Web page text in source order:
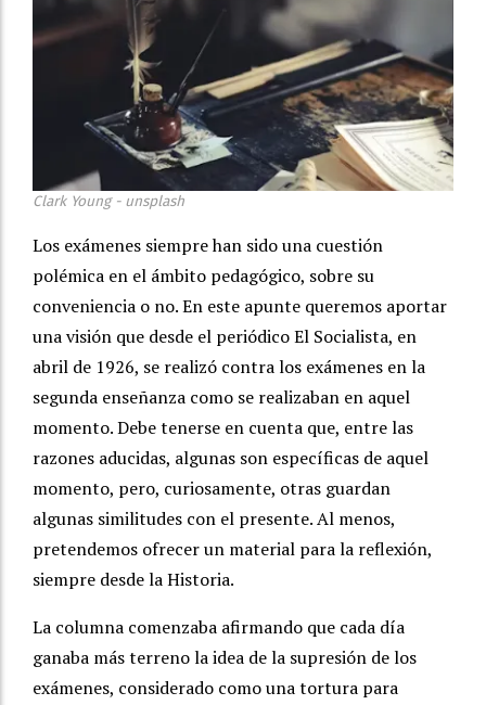
Clark Young - unsplash
Los exámenes siempre han sido una cuestión
polémica en el ámbito pedagógico, sobre su
conveniencia o no. En este apunte queremos aportar
una visión que desde el periódico El Socialista, en
abril de 1926, se realizó contra los exámenes en la
segunda enseñanza como se realizaban en aquel
momento. Debe tenerse en cuenta que, entre las
razones aducidas, algunas son específicas de aquel
momento, pero, curiosamente, otras guardan
algunas similitudes con el presente. Al menos,
pretendemos ofrecer un material para la reflexión,
siempre desde la Historia.
La columna comenzaba afirmando que cada día
ganaba más terreno la idea de la supresión de los
exámenes, considerado como una tortura para